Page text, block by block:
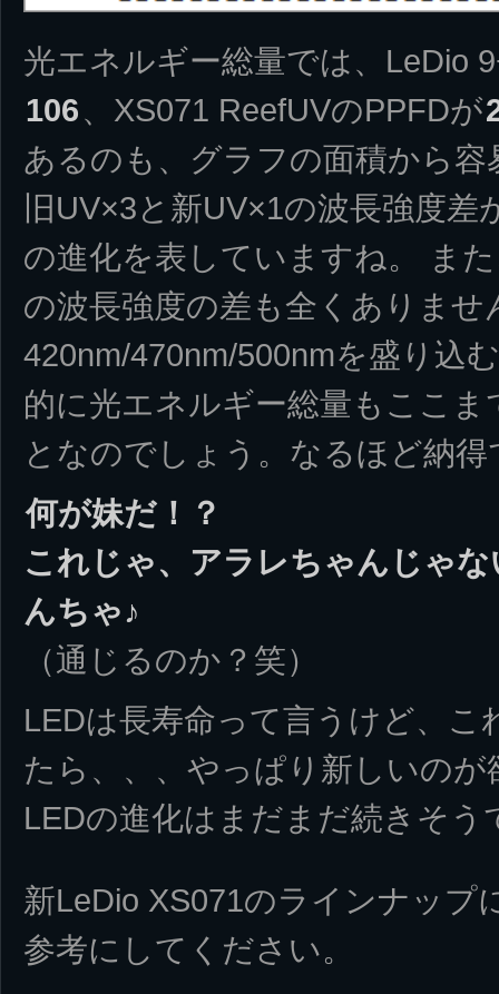
光エネルギー総量では、LeDio
106、XS071 ReefUVのPPFDが
あるのも、グラフの面積から容
旧UV×3と新UV×1の波長強度
の進化を表していますね。 ま
の波長強度の差も全くありませ
420nm/470nm/500nmを盛り込
的に光エネルギー総量もここ
となのでしょう。なるほど納得
何が妹だ！？
これじゃ、アラレちゃんじゃ
んちゃ♪
（通じるのか？笑）
LEDは長寿命って言うけど、
たら、、、やっぱり新しいの
LEDの進化はまだまだ続きそう
新LeDio XS071のラインナップ
参考にしてください。